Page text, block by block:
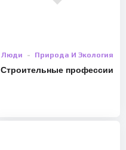
Люди Природа И Экология
Строительные профессии